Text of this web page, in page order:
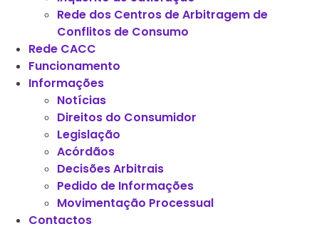
Rede dos Centros de Arbitragem de
Conflitos de Consumo
Rede CACC
Funcionamento
Informações
Notícias
Direitos do Consumidor
Legislação
Acórdãos
Decisões Arbitrais
Pedido de Informações
Movimentação Processual
Contactos